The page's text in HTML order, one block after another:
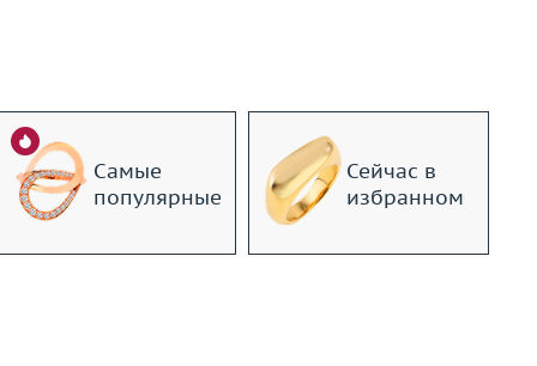
Самые
популярные
Сейчас в
избранном